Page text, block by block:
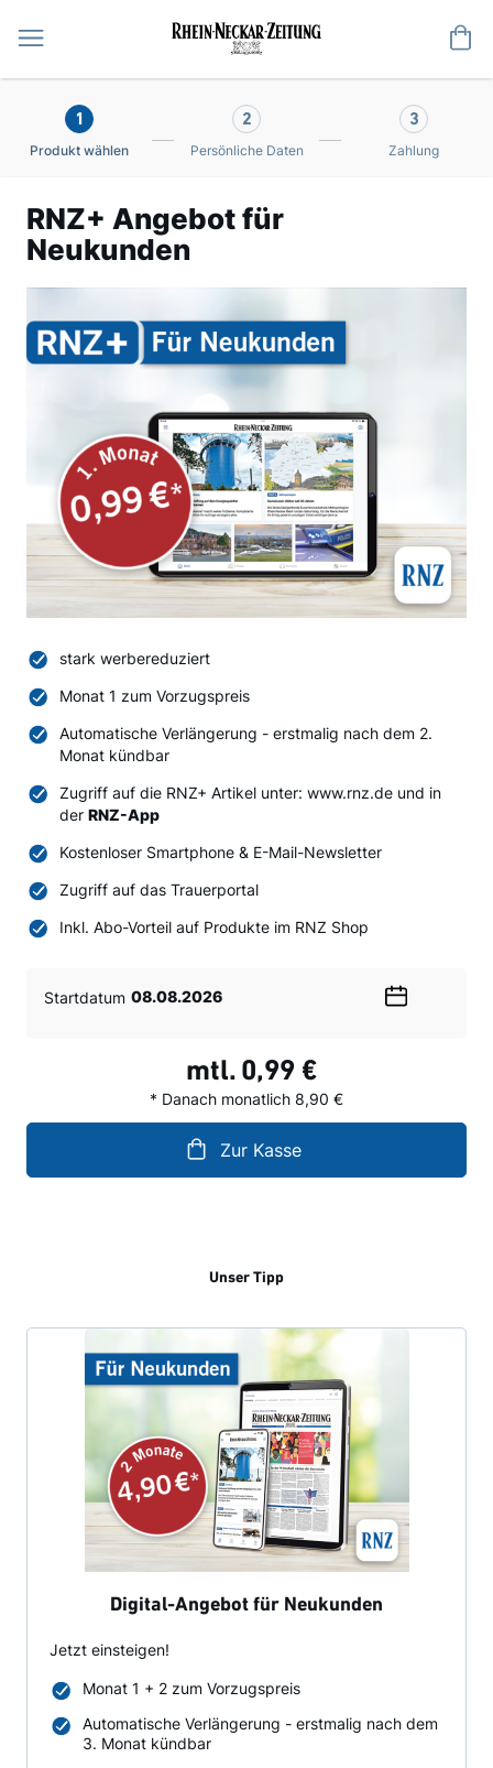
1
Produkt wählen
2
Persönliche Daten
3
Zahlung
RNZ+ Angebot für
Neukunden
stark werbereduziert
Monat 1 zum Vorzugspreis
Automatische Verlängerung - erstmalig nach dem 2.
Monat kündbar
Zugriff auf die RNZ+ Artikel unter: www.rnz.de und in
der RNZ-App
Kostenloser Smartphone & E-Mail-Newsletter
Zugriff auf das Trauerportal
Inkl. Abo-Vorteil auf Produkte im RNZ Shop
Startdatum
mtl. 0,99 €
* Danach monatlich 8,90 €
Zur Kasse
Unser Tipp
Digital-Angebot für Neukunden
Jetzt einsteigen!
Monat 1 + 2 zum Vorzugspreis
Automatische Verlängerung - erstmalig nach dem
3. Monat kündbar